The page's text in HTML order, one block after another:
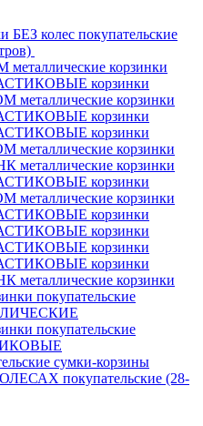
БЕЗ колес покупательские
корзинки
корзинки
металлические корзинки
корзинки
корзинки
металлические корзинки
металлические корзинки
корзинки
металлические корзинки
корзинки
корзинки
корзинки
корзинки
металлические корзинки
покупательские
покупательские
сумки-корзины
покупательские (28-